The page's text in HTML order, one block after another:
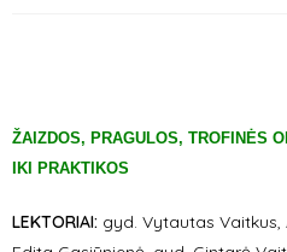
ŽAIZDOS, PRAGULOS, TROFINĖS
IKI PRAKTIKOS
LEKTORIAI: gyd. Vytautas Vaitkus,